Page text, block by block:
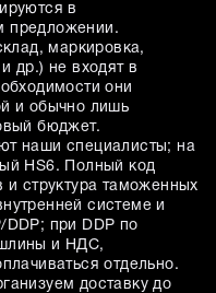
в
предложении.
маркировка,
др.) не входят в
они
и обычно лишь
бюджет.
наши специалисты; на
HS6. Полный код
и структура таможенных
системе и
DDP; при DDP по
и НДС,
отдельно.
доставку до